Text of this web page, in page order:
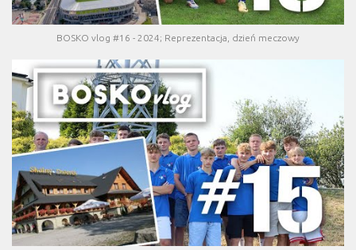
BOSKO vlog #16 - 2024; Reprezentacja, dzień meczowy